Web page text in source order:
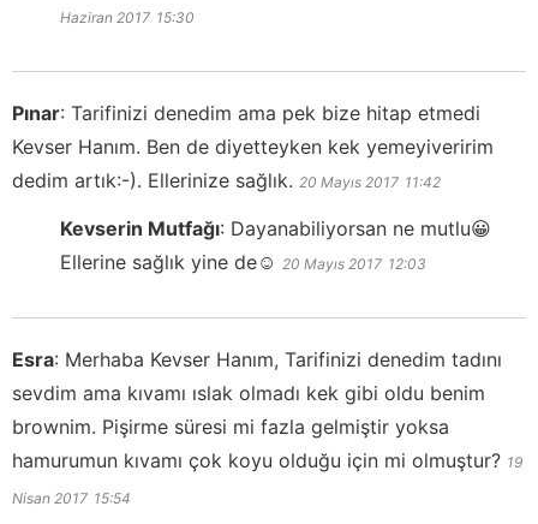
Haziran 2017 15:30
Pınar: Tarifinizi denedim ama pek bize hitap etmedi
Kevser Hanım. Ben de diyetteyken kek yemeyiveririm
dedim artık:-). Ellerinize sağlık. 20 Mayıs 2017 11:42
Kevserin Mutfağı: Dayanabiliyorsan ne mutlu😀
Ellerine sağlık yine de☺️ 20 Mayıs 2017 12:03
Esra: Merhaba Kevser Hanım, Tarifinizi denedim tadını
sevdim ama kıvamı ıslak olmadı kek gibi oldu benim
brownim. Pişirme süresi mi fazla gelmiştir yoksa
hamurumun kıvamı çok koyu olduğu için mi olmuştur? 19
Nisan 2017 15:54